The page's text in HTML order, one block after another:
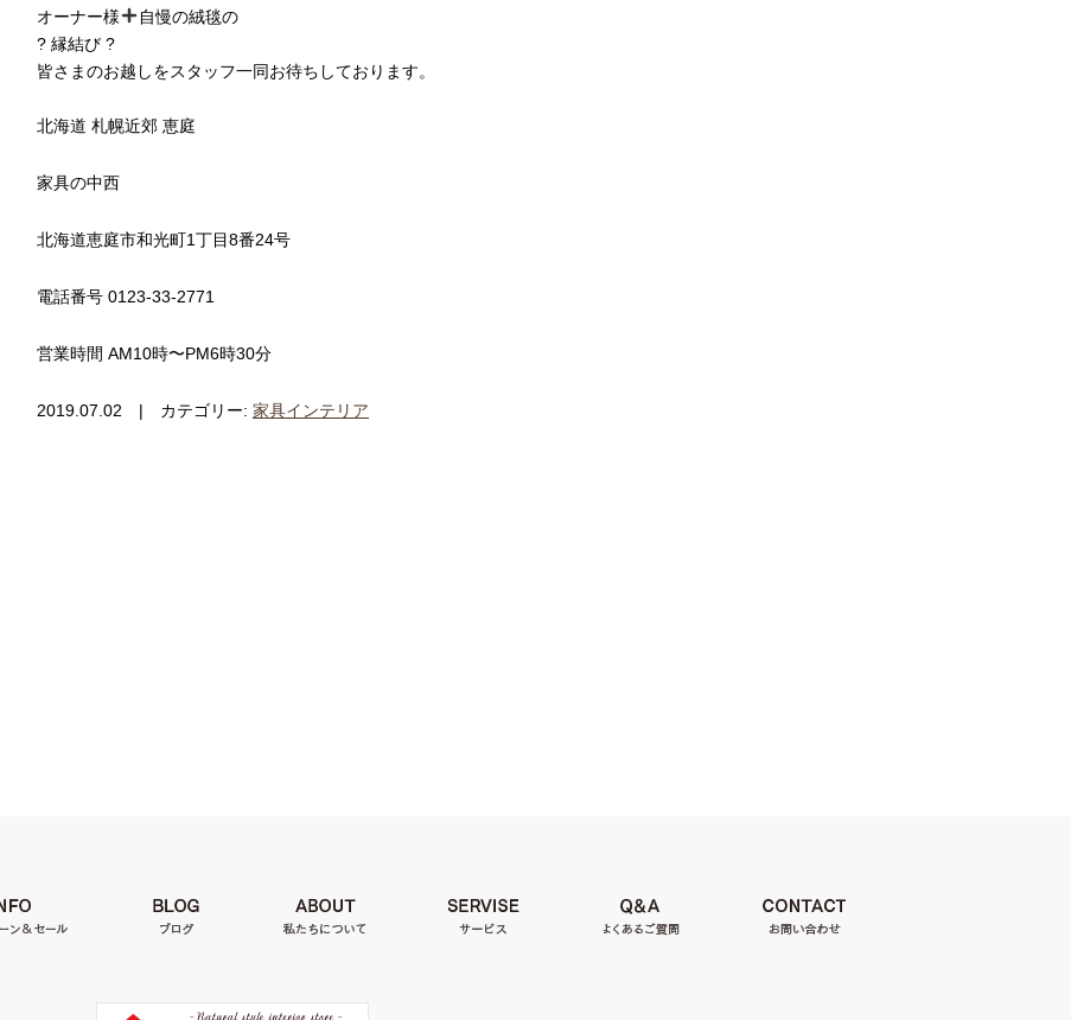
オーナー様
自慢の絨毯の
? 縁結び ?
皆さまのお越しをスタッフ一同お待ちしております。
北海道 札幌近郊 恵庭
家具の中西
北海道恵庭市和光町1丁目8番24号
電話番号 0123-33-2771
営業時間 AM10時〜PM6時30分
2019.07.02 | カテゴリー: 家具インテリア